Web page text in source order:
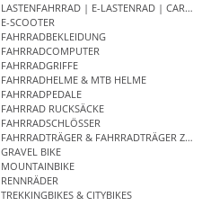
LASTENFAHRRAD | E-LASTENRAD |
E-SCOOTER
FAHRRADBEKLEIDUNG
FAHRRADCOMPUTER
FAHRRADGRIFFE
FAHRRADHELME & MTB HELME
FAHRRADPEDALE
FAHRRAD RUCKSÄCKE
FAHRRADSCHLÖSSER
FAHRRADTRÄGER & FAHRRADTRÄGER
GRAVEL BIKE
MOUNTAINBIKE
RENNRÄDER
TREKKINGBIKES & CITYBIKES